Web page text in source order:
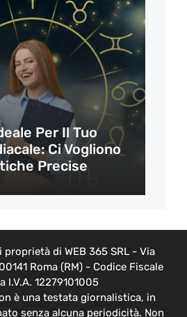
Per Il Tuo
Ci Vogliono
Precise
di WEB 365 SRL - Via
Roma (RM) - Codice Fiscale
I.V.A. 12279101005
è una testata giornalistica, in
senza alcuna periodicità. Non